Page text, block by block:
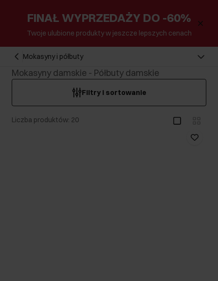
FINAŁ WYPRZEDAŻY DO -60%
Twoje ulubione produkty w jeszcze lepszych cenach
Mokasyny i półbuty
Mokasyny damskie - Półbuty damskie
Filtry i sortowanie
Liczba produktów: 20